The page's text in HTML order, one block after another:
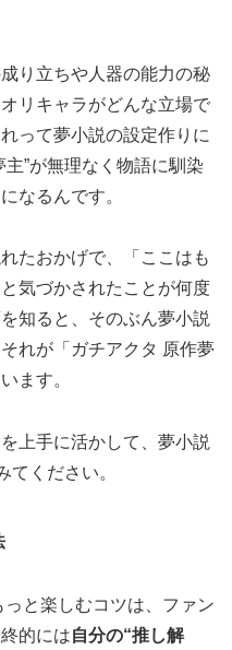
り立ちや人器の能力の秘
リキャラがどんな立場で
って夢小説の設定作りに
”が無理なく物語に馴染
なるんです。
たおかげで、「ここはも
気づかされたことが何度
知ると、そのぶん夢小説
れが「ガチアクタ 原作夢
ます。
上手に活かして、夢小説
てください。
っと楽しむコツは、ファン
的には自分の“推し解